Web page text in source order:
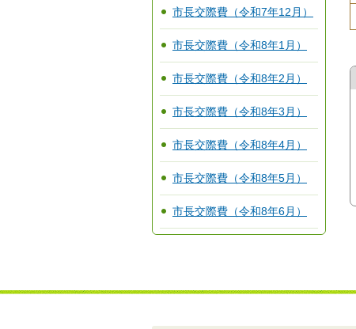
市長交際費（令和7年12月）
市長交際費（令和8年1月）
市長交際費（令和8年2月）
市長交際費（令和8年3月）
市長交際費（令和8年4月）
市長交際費（令和8年5月）
市長交際費（令和8年6月）